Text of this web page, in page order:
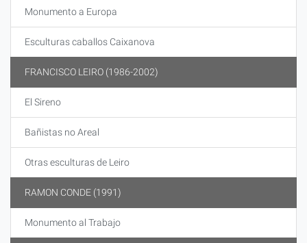
Monumento a Europa
Esculturas caballos Caixanova
FRANCISCO LEIRO (1986-2002)
El Sireno
Bañistas no Areal
Otras esculturas de Leiro
RAMON CONDE (1991)
Monumento al Trabajo